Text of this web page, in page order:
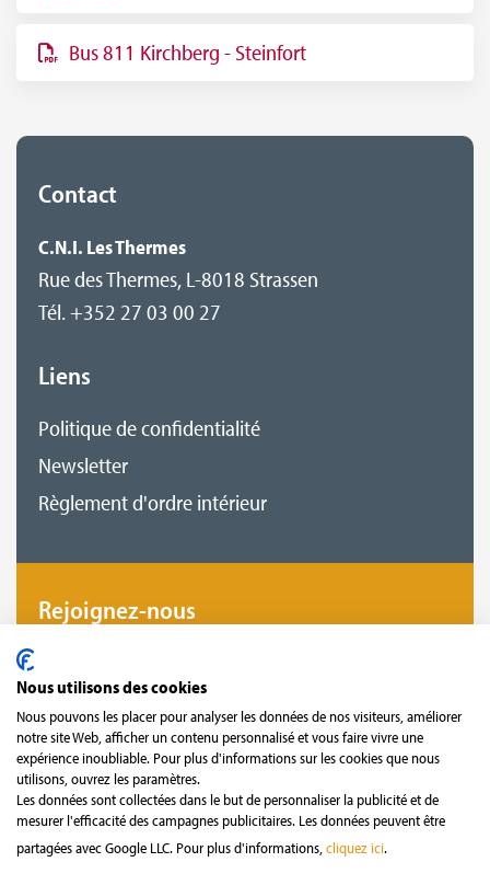
Bus 811 Kirchberg - Steinfort
Contact
C.N.I. Les Thermes
Rue des Thermes, L-8018 Strassen
Tél. +352 27 03 00 27
Liens
Politique de confidentialité
Newsletter
Règlement d'ordre intérieur
Rejoignez-nous
rien manquer !
Nous utilisons des cookies
Nous pouvons les placer pour analyser les données de nos visiteurs, améliorer
notre site Web, afficher un contenu personnalisé et vous faire vivre une
expérience inoubliable. Pour plus d'informations sur les cookies que nous
utilisons, ouvrez les paramètres.
Les données sont collectées dans le but de personnaliser la publicité et de
mesurer l'efficacité des campagnes publicitaires. Les données peuvent être
partagées avec Google LLC. Pour plus d'informations,cliquez ici.